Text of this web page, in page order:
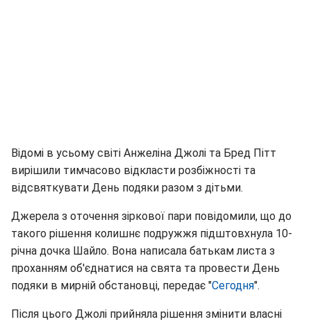
Відомі в усьому світі Анжеліна Джолі та Бред Пітт
вирішили тимчасово відкласти розбіжності та
відсвяткувати День подяки разом з дітьми.
Джерела з оточення зіркової пари повідомили, що до
такого рішення колишнє подружжя підштовхнула 10-
річна дочка Шайло. Вона написала батькам листа з
проханням об'єднатися на свята та провести День
подяки в мирній обстановці, передає "Сегодня".
Після цього Джолі прийняла рішення змінити власні